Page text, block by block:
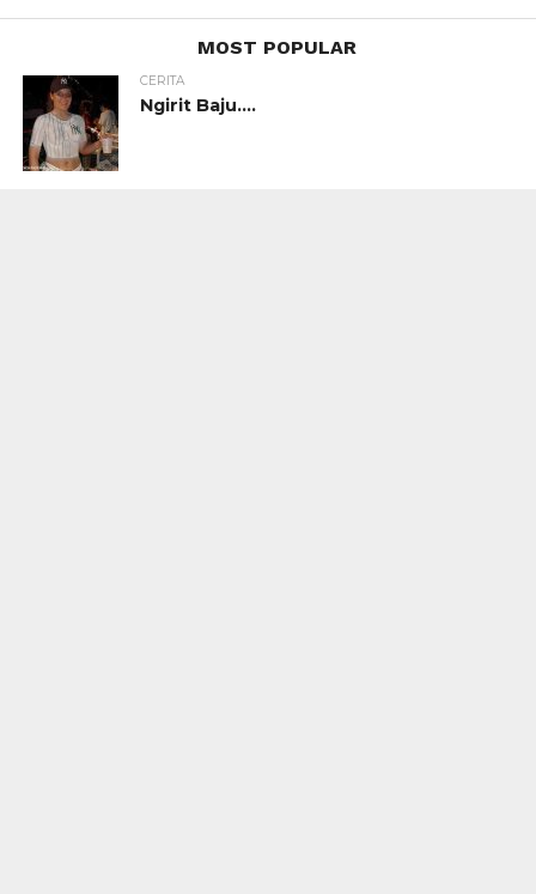
MOST POPULAR
CERITA
Ngirit Baju….